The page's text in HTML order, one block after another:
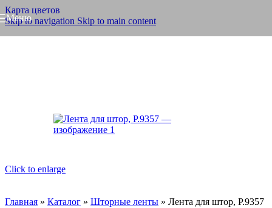
Карта цветов
Skip to navigation Skip to main content
Меню
Click to enlarge
Главная » Каталог » Шторные ленты » Лента для штор, Р.9357